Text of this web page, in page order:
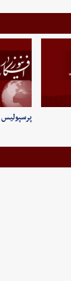
پرسپولیس